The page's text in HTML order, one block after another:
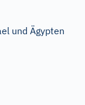
und Ägypten